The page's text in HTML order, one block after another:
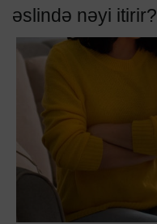
əslində nəyi itirir?